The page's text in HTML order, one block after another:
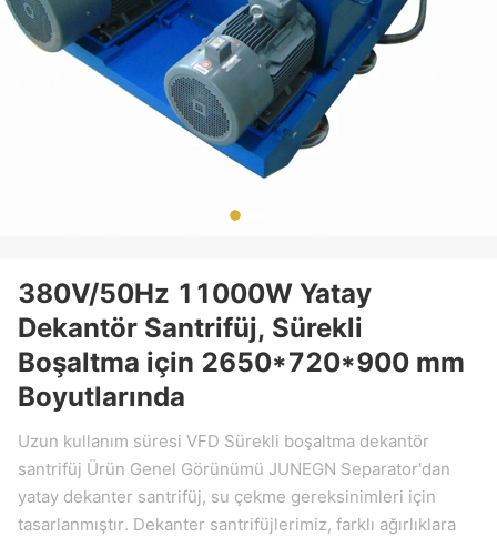
380V/50Hz 11000W Yatay
Dekantör Santrifüj, Sürekli
Boşaltma için 2650*720*900 mm
Boyutlarında
Uzun kullanım süresi VFD Sürekli boşaltma dekantör
santrifüj Ürün Genel Görünümü JUNEGN Separator'dan
yatay dekanter santrifüj, su çekme gereksinimleri için
tasarlanmıştır. Dekanter santrifüjlerimiz, farklı ağırlıklara